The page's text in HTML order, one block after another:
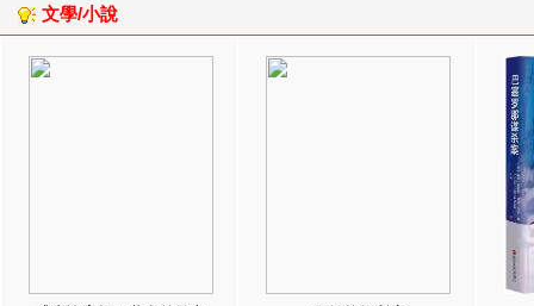
文學/小說